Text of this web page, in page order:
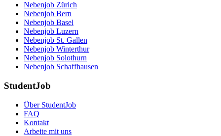
Nebenjob Zürich
Nebenjob Bern
Nebenjob Basel
Nebenjob Luzern
Nebenjob St. Gallen
Nebenjob Winterthur
Nebenjob Solothurn
Nebenjob Schaffhausen
StudentJob
Über StudentJob
FAQ
Kontakt
Arbeite mit uns